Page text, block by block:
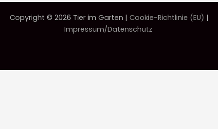
Copyright © 2026 Tier im Garten | Cookie-Richtlinie (EU) |
Impressum/Datenschutz